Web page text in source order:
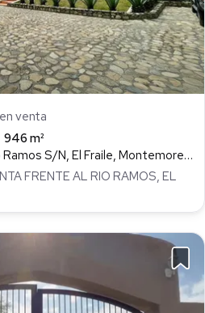
en venta
946 m²
Sendero De Enmedio Y Rìo Ramos S/N, El Fraile, Montemorelos
FRENTE AL RIO RAMOS, EL